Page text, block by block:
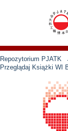
Repozytorium PJATK
Przeglądaj Książki WI